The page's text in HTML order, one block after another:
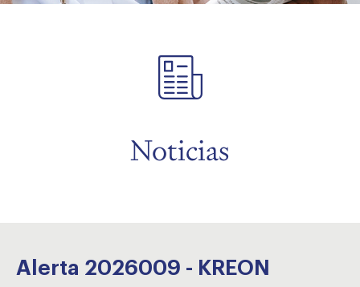
Noticias
Alerta 2026009 - KREON